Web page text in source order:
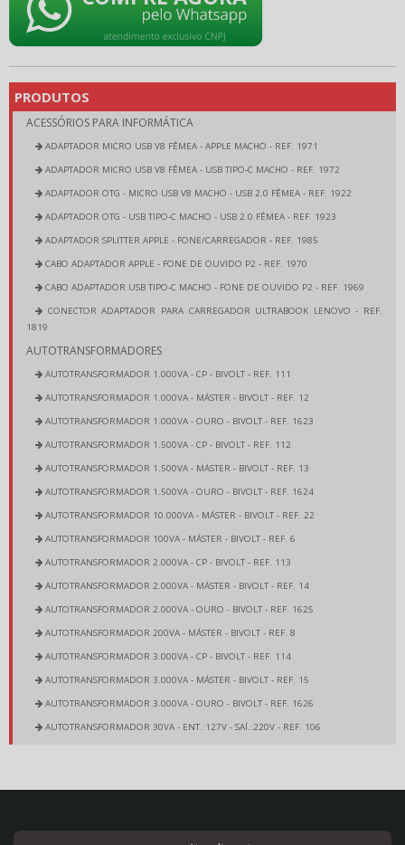
PRODUTOS
ACESSÓRIOS PARA INFORMÁTICA
ADAPTADOR MICRO USB V8 FÊMEA - APPLE MACHO - REF. 1971
ADAPTADOR MICRO USB V8 FÊMEA - USB TIPO-C MACHO - REF. 1972
ADAPTADOR OTG - MICRO USB V8 MACHO - USB 2.0 FÊMEA - REF. 1922
ADAPTADOR OTG - USB TIPO-C MACHO - USB 2.0 FÊMEA - REF. 1923
ADAPTADOR SPLITTER APPLE - FONE/CARREGADOR - REF. 1985
CABO ADAPTADOR APPLE - FONE DE OUVIDO P2 - REF. 1970
CABO ADAPTADOR USB TIPO-C MACHO - FONE DE OUVIDO P2 - REF. 1969
CONECTOR ADAPTADOR PARA CARREGADOR ULTRABOOK LENOVO - REF.
1819
AUTOTRANSFORMADORES
AUTOTRANSFORMADOR 1.000VA - CP - BIVOLT - REF. 111
AUTOTRANSFORMADOR 1.000VA - MÁSTER - BIVOLT - REF. 12
AUTOTRANSFORMADOR 1.000VA - OURO - BIVOLT - REF. 1623
AUTOTRANSFORMADOR 1.500VA - CP - BIVOLT - REF. 112
AUTOTRANSFORMADOR 1.500VA - MÁSTER - BIVOLT - REF. 13
AUTOTRANSFORMADOR 1.500VA - OURO - BIVOLT - REF. 1624
AUTOTRANSFORMADOR 10.000VA - MÁSTER - BIVOLT - REF. 22
AUTOTRANSFORMADOR 100VA - MÁSTER - BIVOLT - REF. 6
AUTOTRANSFORMADOR 2.000VA - CP - BIVOLT - REF. 113
AUTOTRANSFORMADOR 2.000VA - MÁSTER - BIVOLT - REF. 14
AUTOTRANSFORMADOR 2.000VA - OURO - BIVOLT - REF. 1625
AUTOTRANSFORMADOR 200VA - MÁSTER - BIVOLT - REF. 8
AUTOTRANSFORMADOR 3.000VA - CP - BIVOLT - REF. 114
AUTOTRANSFORMADOR 3.000VA - MÁSTER - BIVOLT - REF. 15
AUTOTRANSFORMADOR 3.000VA - OURO - BIVOLT - REF. 1626
AUTOTRANSFORMADOR 30VA - ENT.:127V - SAÍ.:220V - REF. 106